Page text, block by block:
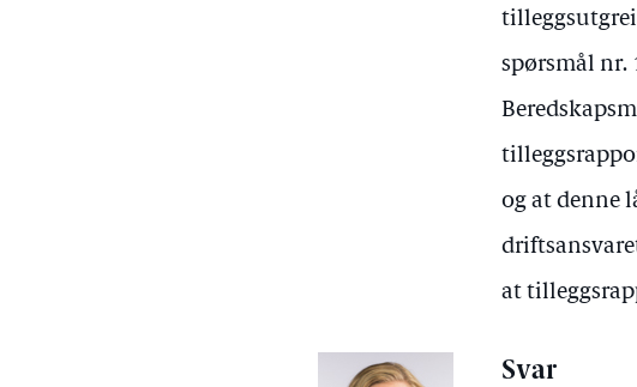
spørsmål nr.
og at denne
at
Svar